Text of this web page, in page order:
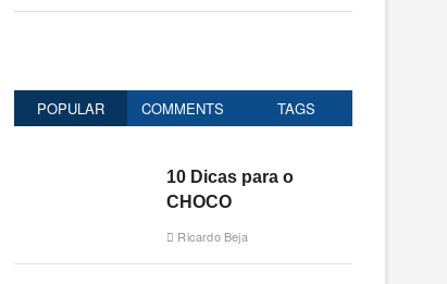
u
o
POPULAR COMMENTS TAGS
10 Dicas para o
CHOCO
Ricardo Beja